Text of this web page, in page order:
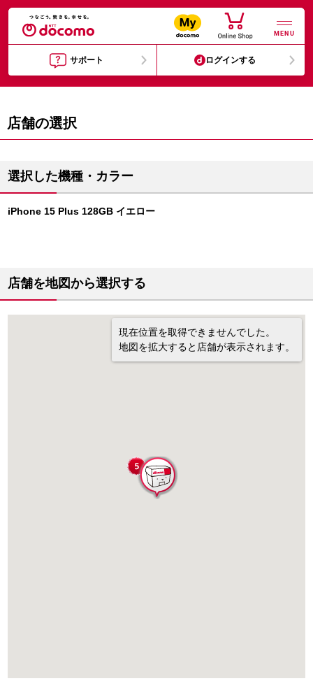
MENU
サポート ログインする
店舗の選択
選択した機種・カラー
iPhone 15 Plus 128GB イエロー
店舗を地図から選択する
現在位置を取得できませんでした。
地図を拡大すると店舗が表示されます。